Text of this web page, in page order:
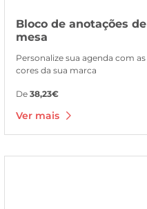
Bloco de anotações de
mesa
Personalize sua agenda com as
cores da sua marca
De 38,23€
Ver mais